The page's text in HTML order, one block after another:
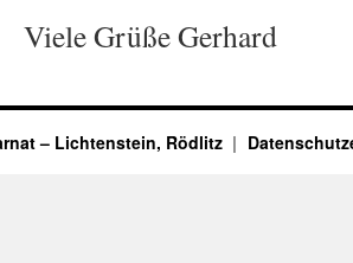
Viele Grüße Gerhard
– Lichtenstein, Rödlitz